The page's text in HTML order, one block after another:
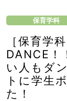
保育学科
［保育
DANCE！
い人もダ
トに学生
た！